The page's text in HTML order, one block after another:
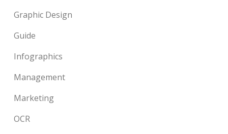
Graphic Design
Guide
Infographics
Management
Marketing
OCR